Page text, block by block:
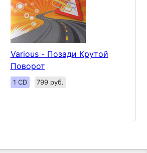
Various - Позади Крутой
Поворот
1 CD 799 руб.